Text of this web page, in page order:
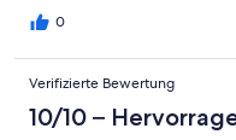
lecker. Kann das Hotel nur
0
Verifizierte Bewertung
10/10 –